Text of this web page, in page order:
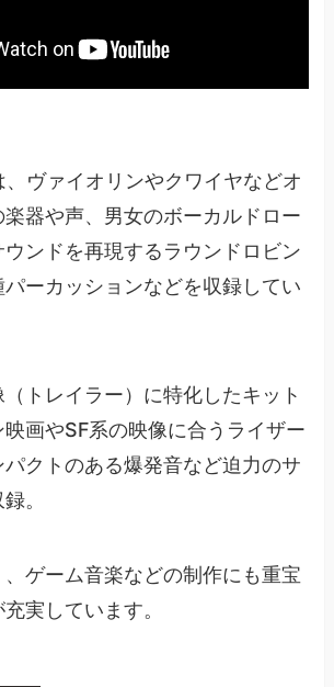
、ヴァイオリンやクワイヤなどオ
器や声、男女のボーカルドロー
ンドを再現するラウンドロビン
ーカッションなどを収録してい
トレイラー）に特化したキット
画やSF系の映像に合うライザー
クトのある爆発音など迫力のサ
。
ゲーム音楽などの制作にも重宝
実しています。